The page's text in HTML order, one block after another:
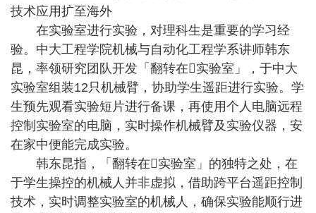
技术应用扩至海外
在实验室进行实验，对理科生是重要的学习经
验。中大工程学院机械与自动化工程学系讲师韩东
昆，率领研究团队开发「翻转在实验室」，于中大
实验室组装12只机械臂，协助学生遥距进行实验。学
生预先观看实验短片进行备课，再使用个人电脑远程
控制实验室的电脑，实时操作机械臂及实验仪器，安
在家中便能完成实验。
韩东昆指，「翻转在实验室」的独特之处，在
于学生操控的机械人并非虚拟，借助跨平台遥距控制
技术，实时调整实验室的机械人，确保实验能顺行进